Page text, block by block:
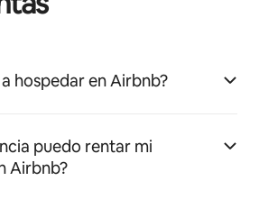
hospedar en Airbnb?
puedo rentar mi
Airbnb?